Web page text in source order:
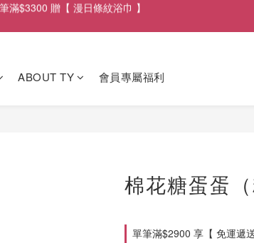
單筆滿$2900享【 免運遞送 】
ABOUT TY 會員專屬福利
棉花糖蛋蛋
單筆滿$2900 享【 免運遞